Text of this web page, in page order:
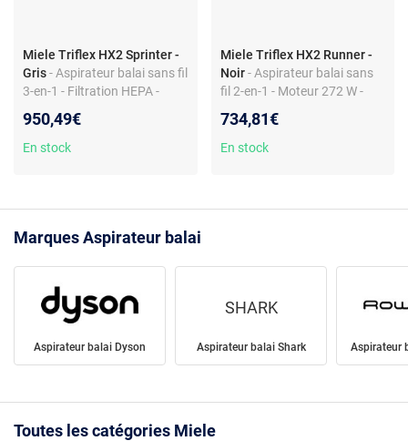
Miele Triflex HX2 Sprinter -
Gris- Aspirateur balai sans fil
3-en-1 - Filtration HEPA -
d’autonomie - 77 dB -
Variateur de puissance -
950,49€
En stock
Miele Triflex HX2 Runner -
Noir - Aspirateur balai sans
fil 2-en-1 - Moteur 272 W -
Brosse éclairée - Station
murale - Mini turbobrosse -
734,81€
En stock
Marques Aspirateur balai
Aspirateur balai Dyson
SHARK
Aspirateur balai Shark Aspirateur
Toutes les catégories Miele